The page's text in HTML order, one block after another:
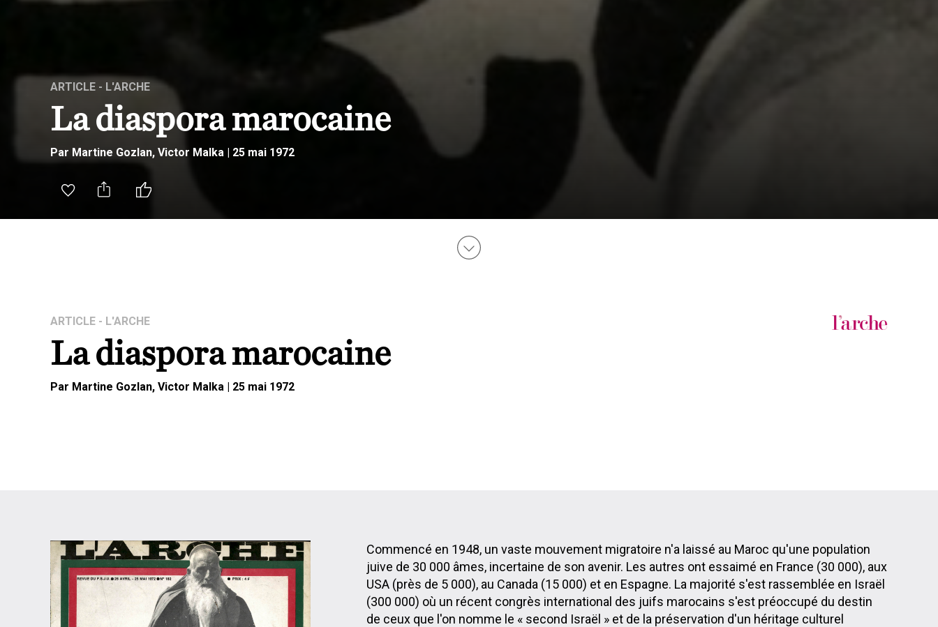
ARTICLE - L'ARCHE
La diaspora marocaine
Par Martine Gozlan, Victor Malka | 25 mai 1972
ARTICLE - L'ARCHE
La diaspora marocaine
Par Martine Gozlan, Victor Malka | 25 mai 1972
Commencé en 1948, un vaste mouvement migratoire n'a laissé au Maroc qu'une population
juive de 30 000 âmes, incertaine de son avenir. Les autres ont essaimé en France (30 000), aux
USA (près de 5 000), au Canada (15 000) et en Espagne. La majorité s'est rassemblée en Israël
(300 000) où un récent congrès international des juifs marocains s'est préoccupé du destin
de ceux que l'on nomme le « second Israël » et de la préservation d'un héritage culturel